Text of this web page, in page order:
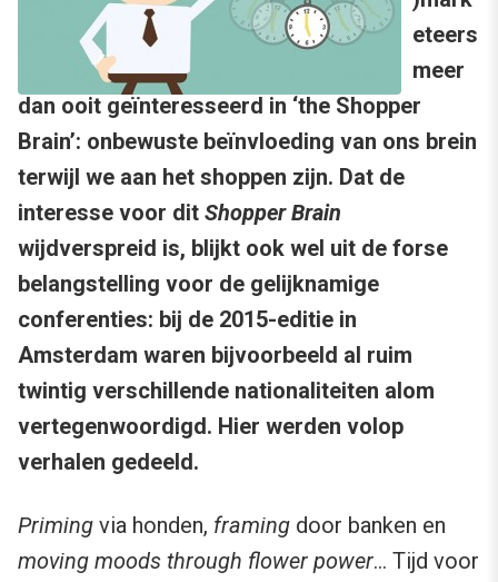
eteers
meer
dan ooit geïnteresseerd in ‘the Shopper
Brain’: onbewuste beïnvloeding van ons brein
terwijl we aan het shoppen zijn. Dat de
interesse voor dit Shopper Brain
wijdverspreid is, blijkt ook wel uit de forse
belangstelling voor de gelijknamige
conferenties: bij de 2015-editie in
Amsterdam waren bijvoorbeeld al ruim
twintig verschillende nationaliteiten alom
vertegenwoordigd. Hier werden volop
verhalen gedeeld.
Priming via honden, framing door banken en
moving moods through flower power… Tijd voor